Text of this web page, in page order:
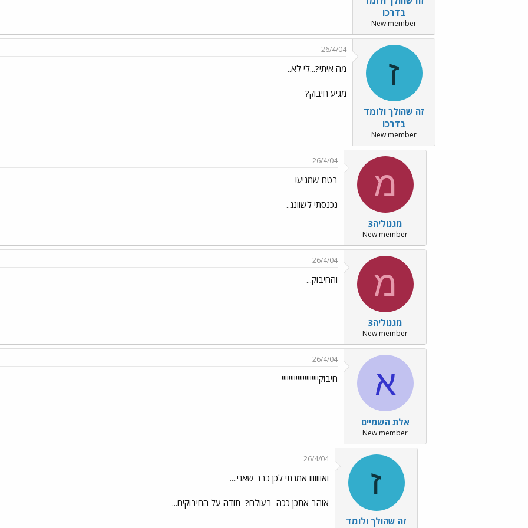
בדרכו
New member
ז
זה שהולך ולומד
בדרכו
New member
26/4/04
מה איתי?...לי לא..
מגיע חיבוק?
מ
מגנוליה3
New member
26/4/04
בטח שמגיע!
נכנסתי לשוונג..
מ
מגנוליה3
New member
26/4/04
והחיבוק...
א
אלת השמיים
New member
26/4/04
חיבוקייייייייייייייייייייי
ז
זה שהולך ולומד
26/4/04
ואווווווו אמרתי לכן כבר שאני....
אוהב אתכן ככה בעולם? תודה על החיבוקים...